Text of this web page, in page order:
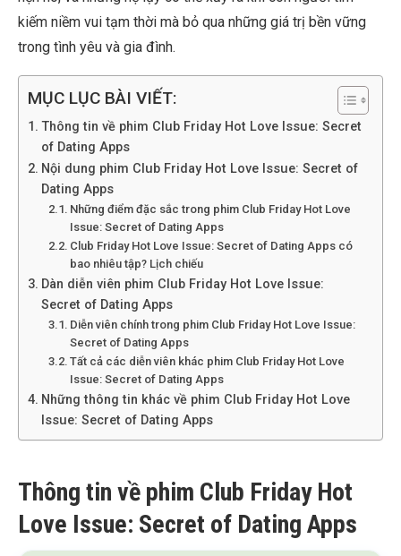
kiếm niềm vui tạm thời mà bỏ qua những giá trị bền vững
trong tình yêu và gia đình.
MỤC LỤC BÀI VIẾT:
Thông tin về phim Club Friday Hot Love Issue: Secret
of Dating Apps
Nội dung phim Club Friday Hot Love Issue: Secret of
Dating Apps
Những điểm đặc sắc trong phim Club Friday Hot Love
Issue: Secret of Dating Apps
Club Friday Hot Love Issue: Secret of Dating Apps có
bao nhiêu tập? Lịch chiếu
Dàn diễn viên phim Club Friday Hot Love Issue:
Secret of Dating Apps
Diễn viên chính trong phim Club Friday Hot Love Issue:
Secret of Dating Apps
Tất cả các diễn viên khác phim Club Friday Hot Love
Issue: Secret of Dating Apps
Những thông tin khác về phim Club Friday Hot Love
Issue: Secret of Dating Apps
Thông tin về phim Club Friday Hot
Love Issue: Secret of Dating Apps